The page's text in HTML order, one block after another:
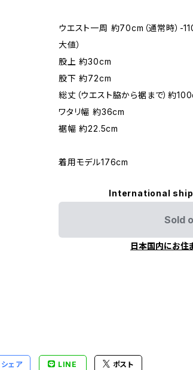
ウエスト一周 約70cm（通常時）-
大値）
股上 約30cm
股下 約72cm
総丈（ウエスト脇から裾まで）約
ワタリ幅 約36cm
裾幅 約22.5cm
着用モデル176cm
International
Sold
日本国内にお住
シェア LINE ポスト